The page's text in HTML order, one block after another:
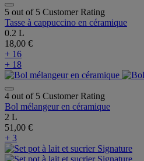
5 out of 5 Customer Rating
Tasse à cappuccino en céramique
0.2 L
18,00 €
+ 16
+ 18
4 out of 5 Customer Rating
Bol mélangeur en céramique
2 L
51,00 €
+ 3